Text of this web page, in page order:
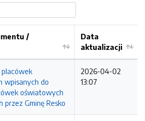
/
Data
aktualizacji
placówek
wpisanych do
oświatowych
przez Gminę Resko
2026-04-02
13:07